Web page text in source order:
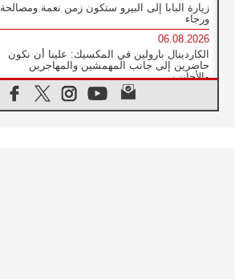
زيارة البابا إلى البيرو ستكون زمن نعمة ومصالحة
ورجاء
06.08.2026
الكاردينال بارولين في المكسيك: علينا أن نكون
حاضرين إلى جانب المهمشين والمهاجرين
والأجانب
البابا لاوُن الرابع عشر للشباب في أسيزي: